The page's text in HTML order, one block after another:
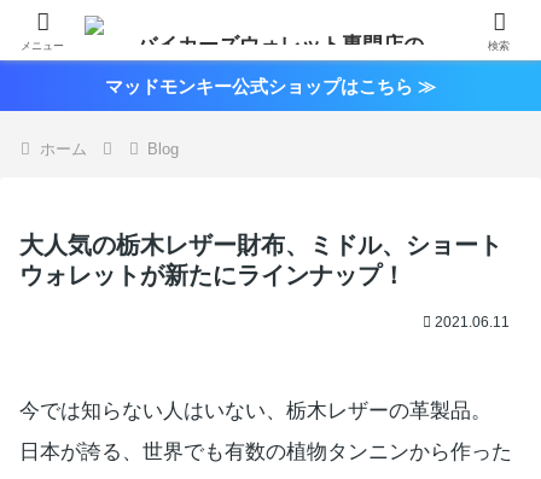
マッドモンキー公式ショップはこちら ≫
ホーム Blog
大人気の栃木レザー財布、ミドル、ショート
ウォレットが新たにラインナップ！
2021.06.11
今では知らない人はいない、栃木レザーの革製品。
日本が誇る、世界でも有数の植物タンニンから作った
メニュー 検索